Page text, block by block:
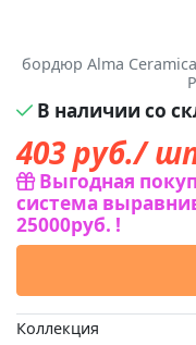
бордюр Alma
В наличии со
403руб./
Выгодная
система
25000руб. !
Коллекция